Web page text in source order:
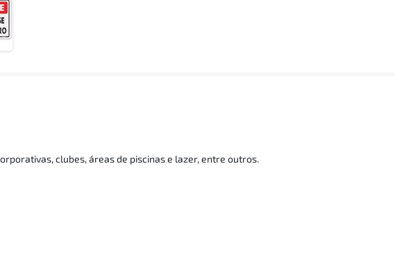
clubes, áreas de piscinas e lazer, entre outros.